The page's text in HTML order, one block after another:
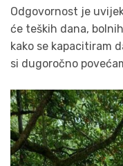
Odgovornost je
će teških dana,
kako se kapacitiram
si dugoročno